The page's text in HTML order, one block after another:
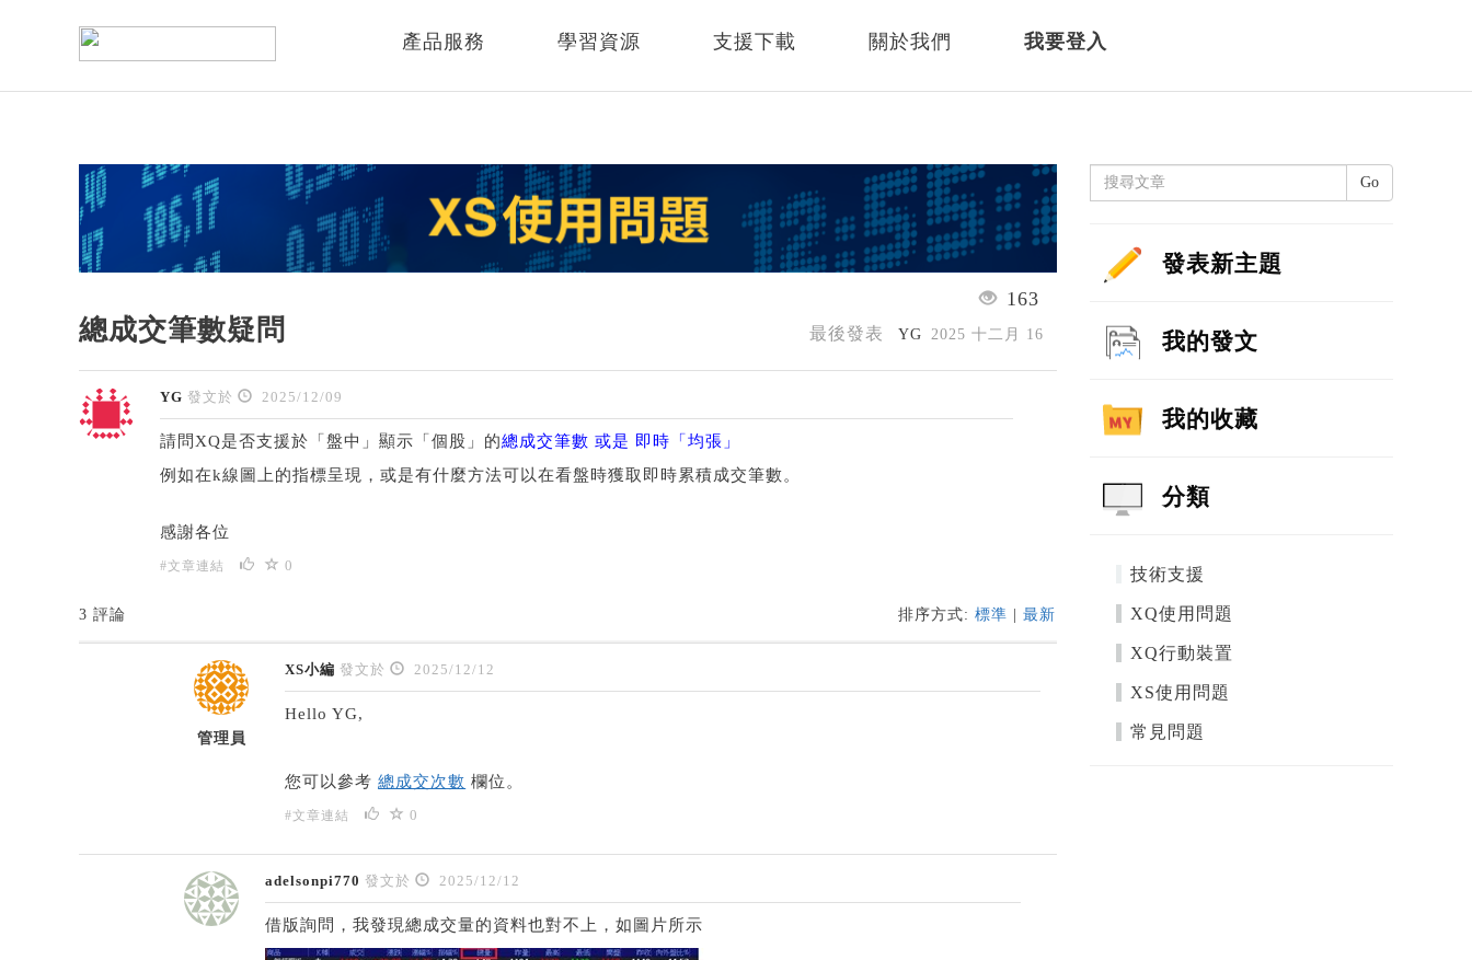
產品服務 學習資源 支援下載 關於我們 我要登入
總成交筆數疑問
163
最後發表 YG 2025 十二月 16
YG 發文於 2025/12/09
請問XQ是否支援於「盤中」顯示「個股」的總成交筆數 或是 即時「均張」
例如在k線圖上的指標呈現，或是有什麼方法可以在看盤時獲取即時累積成交筆數。
感謝各位
#文章連結 0
3 評論 排序方式:標準 |最新
管理員
XS小編 發文於 2025/12/12
Hello YG,
您可以參考總成交次數 欄位。
#文章連結 0
adelsonpi770 發文於 2025/12/12
借版詢問，我發現總成交量的資料也對不上，如圖片所示
Go
發表新主題
我的發文
我的收藏
分類
技術支援
XQ使用問題
XQ行動裝置
XS使用問題
常見問題